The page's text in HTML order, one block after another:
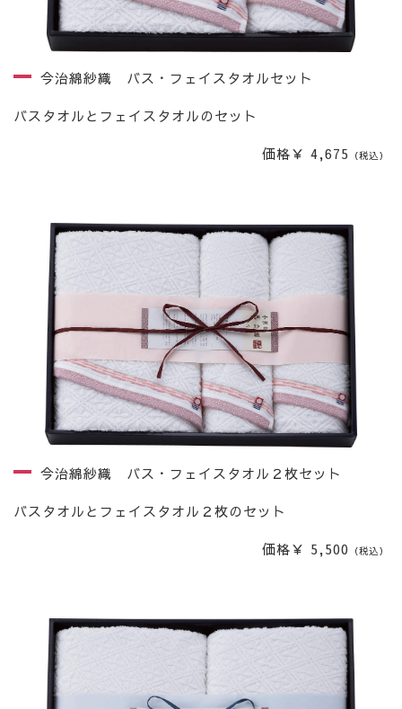
今治綿紗織 バス・フェイスタオルセット
バスタオルとフェイスタオルのセット
価格￥ 4,675 （税込）
今治綿紗織 バス・フェイスタオル２枚セット
バスタオルとフェイスタオル２枚のセット
価格￥ 5,500 （税込）